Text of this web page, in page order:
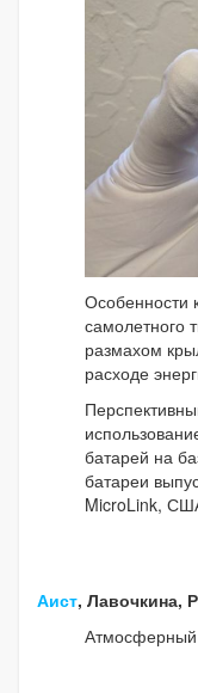
Особенности
самолетного
размахом
расходе
батарей на
батареи
MicroLink,
Аист, Лавочкина,
Атмосферный